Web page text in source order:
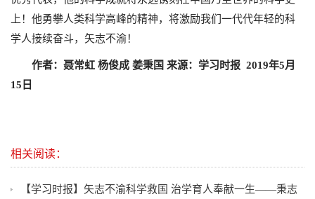
上！他勇攀人类科学高峰的精神，将激励我们一代代年轻的科
学人接续奋斗，矢志不渝！
作者：聂常虹 杨俊成 姜秉国 来源：学习时报 2019年5月
15 日
相关阅读：
【学习时报】矢志不渝科学救国 治学育人奉献一生——秉志